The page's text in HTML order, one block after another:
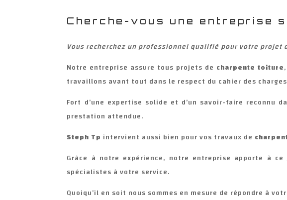
Cherche-vous une entreprise
Vous recherchez un professionnel qualifiépour votre projet
Notre entreprise assure tous projets de charpente toiture,
travaillons avant tout dans le respect du cahier des
Fort d’une expertise solide et d’un savoir-faire reconnu
prestation attendue.
Steph Tp intervient aussi bien pour vos travaux de
Grâce à notre expérience, notre entreprise apporte à
spécialistes à votre service.
Quoiqu’il en soit nous sommes en mesure de répondre à